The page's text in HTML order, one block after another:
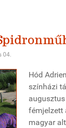
04.
Hód
színházi
fémjelzett
magyar